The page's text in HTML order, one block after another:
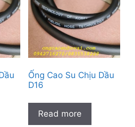
Ống Cao Su Chịu Dầu
D16
Read more